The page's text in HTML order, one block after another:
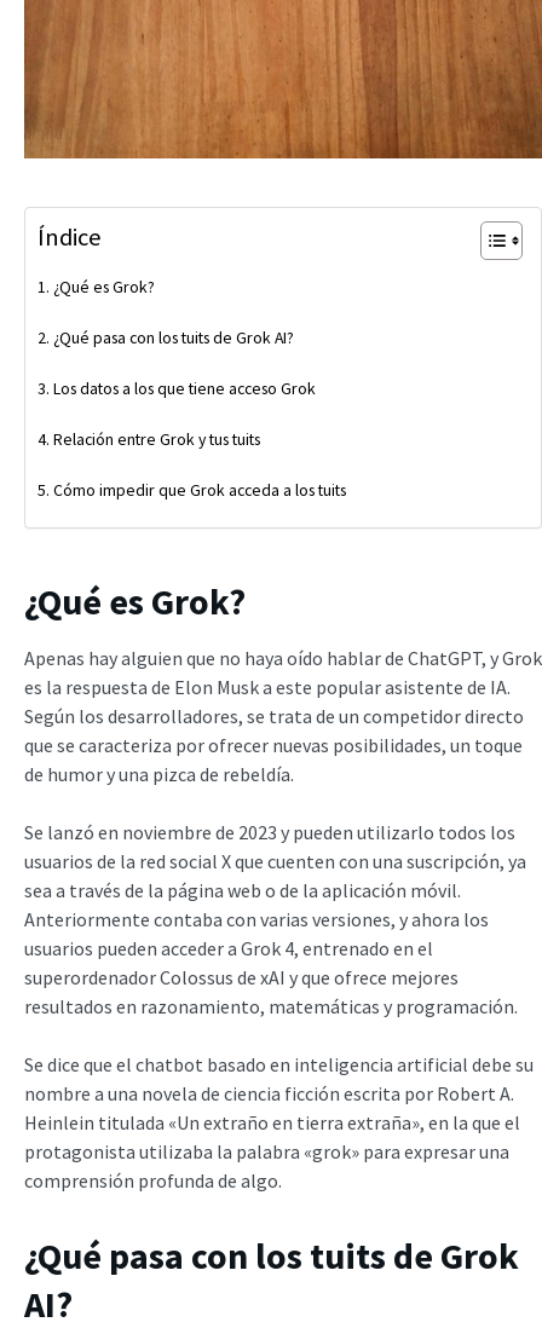
Índice
¿Qué es Grok?
¿Qué pasa con los tuits de Grok AI?
Los datos a los que tiene acceso Grok
Relación entre Grok y tus tuits
Cómo impedir que Grok acceda a los tuits
¿Qué es Grok?
Apenas hay alguien que no haya oído hablar de ChatGPT, y Grok
es la respuesta de Elon Musk a este popular asistente de IA.
Según los desarrolladores, se trata de un competidor directo
que se caracteriza por ofrecer nuevas posibilidades, un toque
de humor y una pizca de rebeldía.
Se lanzó en noviembre de 2023 y pueden utilizarlo todos los
usuarios de la red social X que cuenten con una suscripción, ya
sea a través de la página web o de la aplicación móvil.
Anteriormente contaba con varias versiones, y ahora los
usuarios pueden acceder a Grok 4, entrenado en el
superordenador Colossus de xAI y que ofrece mejores
resultados en razonamiento, matemáticas y programación.
Se dice que el chatbot basado en inteligencia artificial debe su
nombre a una novela de ciencia ficción escrita por Robert A.
Heinlein titulada «Un extraño en tierra extraña», en la que el
protagonista utilizaba la palabra «grok» para expresar una
comprensión profunda de algo.
¿Qué pasa con los tuits de Grok
AI?